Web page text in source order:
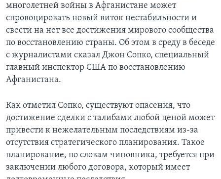
многолетней войны в Афганистане может
спровоцировать новый виток нестабильности и
свести на нет все достижения мирового сообщества
по восстановлению страны. Об этом в среду в беседе
с журналистами сказал Джон Сопко, специальный
главный инспектор США по восстановлению
Афганистана.
Как отметил Сопко, существуют опасения, что
достижение сделки с талибами любой ценой может
привести к нежелательным последствиям из-за
отсутствия стратегического планирования. Такое
планирование, по словам чиновника, требуется при
заключении любого договора, который имеет